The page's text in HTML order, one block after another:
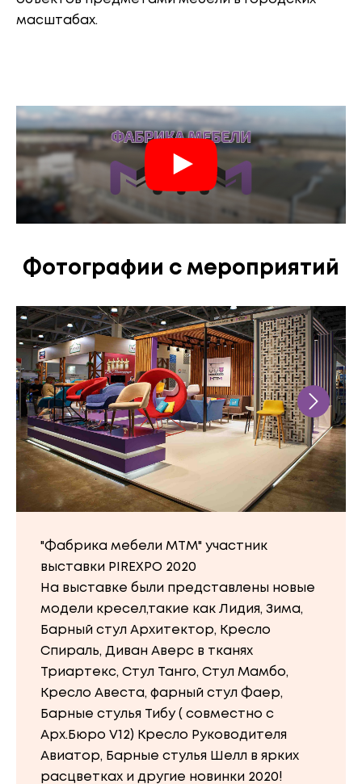
масштабах.
Фотографии с мероприятий
"Фабрика мебели МТМ" участник
выставки PIREXPO 2020
На выставке были представлены новые
модели кресел,такие как Лидия, Зима,
Барный стул Архитектор, Кресло
Спираль, Диван Аверс в тканях
Триартекс, Стул Танго, Стул Мамбо,
Кресло Авеста, фарный стул Фаер,
Барные стулья Тибу ( совместно с
Арх.Бюро V12) Кресло Руководителя
Авиатор, Барные стулья Шелл в ярких
расцветках и другие новинки 2020!